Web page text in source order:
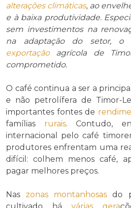
alterações climáticas, ao
e à baixa produtividade.
sem investimentos na
na adaptação do setor, o
exportaçãoagrícola de
comprometido.
O café continua a ser a principal
e não petrolífera de Timor-
importantes fontes de
famílias rurais. Contudo,
internacional pelo café
produtores enfrentam uma
difícil: colhem menos café,
pagar melhores preços.
Nas zonas montanhosas do